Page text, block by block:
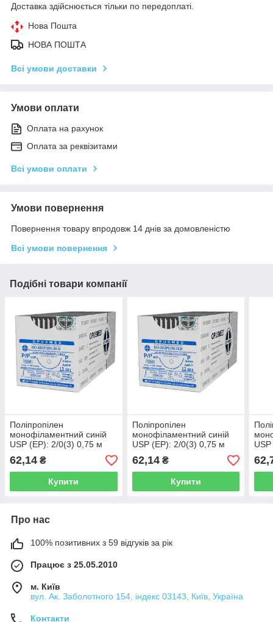
Доставка здійснюється тільки по передоплаті.
Нова Пошта
НОВА ПОШТА
Всі умови доставки
Умови оплати
Оплата на рахунок
Оплата за реквізитами
Всі умови оплати
Умови повернення
Повернення товару впродовж 14 днів за домовленістю
Всі умови повернення
Подібні товари компанії
Поліпропілен
монофіламентний синій
USP (EP): 2/0(3) 0,75 м
Колюча голка 36 мм 1/2,
OPUSMED®
62,14 ₴
Купити
Поліпропілен
монофіламентний синій
USP (EP): 2/0(3) 0,75 м
Колюча голка 26 мм 3/8,
OPUSMED®
62,14₴
Купити
Про нас
100% позитивних з 59 відгуків за рік
Працює з 25.05.2010
м. Київ
вул. Ак. Заболотного 154, індекс 03143, Київ, Україна
Контакти